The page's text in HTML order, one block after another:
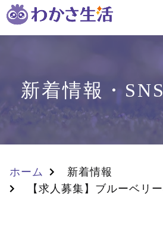
新着情報・SNS
ホーム
新着情報